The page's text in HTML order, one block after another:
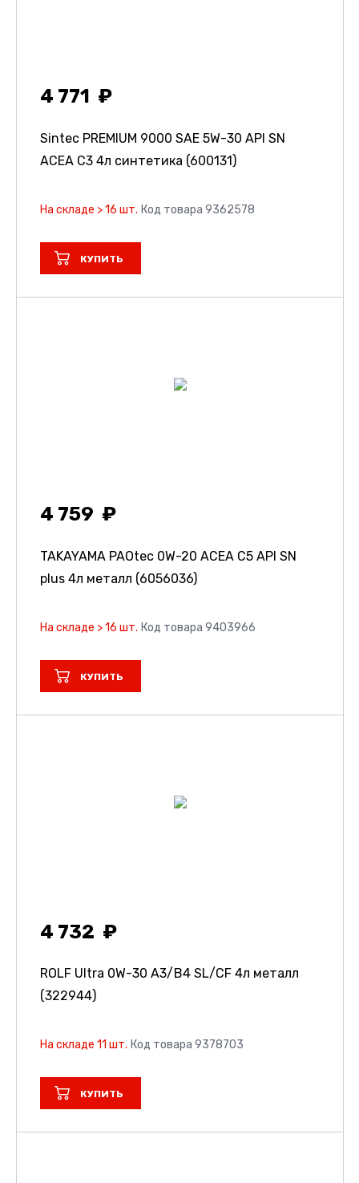
4 771
Sintec PREMIUM 9000 SAE 5W-30 API SN
ACEA C3 4л синтетика (600131)
На складе > 16 шт. Код товара 9362578
КУПИТЬ
4 759
TAKAYAMA PAOtec 0W-20 ACEA C5 API SN
plus 4л металл (6056036)
На складе > 16 шт. Код товара 9403966
КУПИТЬ
4 732
ROLF Ultra 0W-30 A3/B4 SL/CF 4л металл
(322944)
На складе 11 шт. Код товара 9378703
КУПИТЬ